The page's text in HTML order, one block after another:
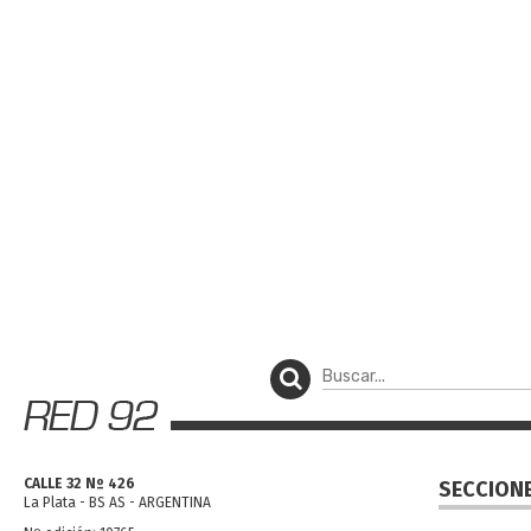
CALLE 32 Nº 426
La Plata - BS AS - ARGENTINA